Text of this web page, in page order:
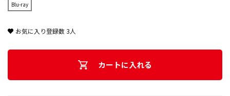
Blu-ray
お気に入り登録数3人
カートに入れる